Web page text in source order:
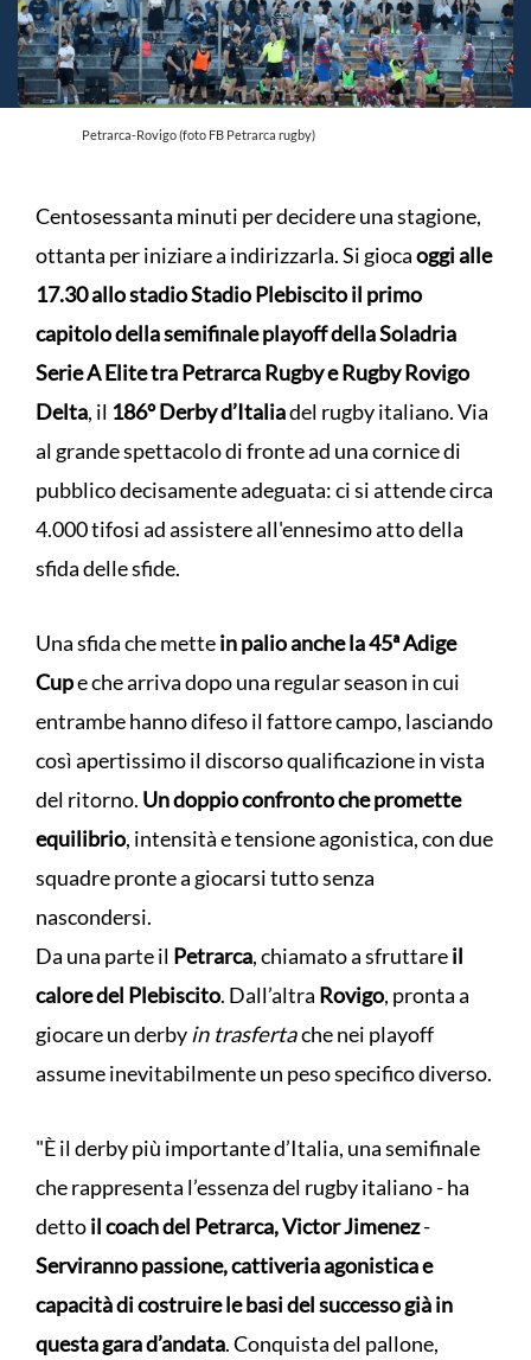
Petrarca-Rovigo (foto FB Petrarca rugby)
Centosessanta minuti per decidere una stagione,
ottanta per iniziare a indirizzarla. Si giocaoggi alle
17.30 allo stadio Stadio Plebiscito il primo
capitolo della semifinale playoff della Soladria
Serie A Elite tra Petrarca Rugby e Rugby Rovigo
Delta, il 186° Derby d’Italiadel rugby italiano. Via
al grande spettacolo di fronte ad una cornice di
pubblico decisamente adeguata: ci si attende circa
4.000 tifosi ad assistere all'ennesimo atto della
sfida delle sfide.
Una sfida che mettein palio anche la 45ª Adige
Cupe che arriva dopo una regular season in cui
entrambe hanno difeso il fattore campo, lasciando
così apertissimo il discorso qualificazione in vista
del ritorno. Un doppio confronto che promette
equilibrio, intensità e tensione agonistica, con due
squadre pronte a giocarsi tutto senza
nascondersi.
Da una parte il Petrarca, chiamato a sfruttareil
calore del Plebiscito. Dall’altra Rovigo, pronta a
giocare un derbyin trasfertache nei playoff
assume inevitabilmente un peso specifico diverso.
"È il derby più importante d’Italia, una semifinale
che rappresenta l’essenza del rugby italiano - ha
dettoil coach del Petrarca, Victor Jimenez-
Serviranno passione, cattiveria agonistica e
capacità di costruire le basi del successo già in
questa gara d’andata. Conquista del pallone,